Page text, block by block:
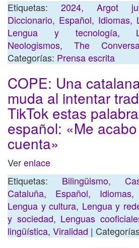
Etiquetas: 2024, Argot
Diccionario, Español, Idiomas,
Lengua y tecnología,
Neologismos, The
Categorías: Prensa escrita
COPE: Una
muda al intentar
TikTok estas
español: «Me
cuenta»
Verenlace
Etiquetas: Bilingüismo,
Cataluña, Español, Idiomas,
Lengua y cultura, Lengua y
y sociedad, Lenguas
lingüística, Viralidad |